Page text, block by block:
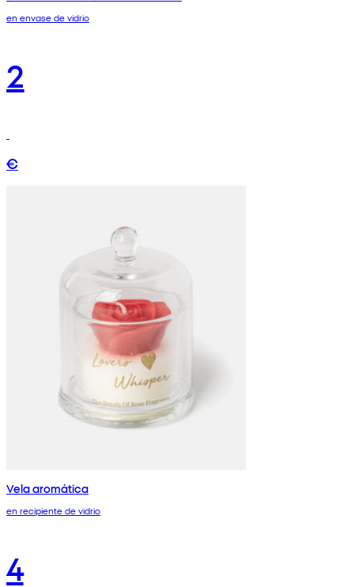
en envase de vidrio
2
€
Vela aromática
en recipiente de vidrio
4